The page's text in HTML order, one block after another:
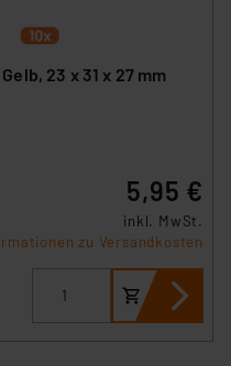
23 x 31 x 27 mm
5,95 €
inkl. MwSt.
zu Versandkosten